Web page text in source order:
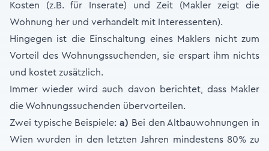
Kosten (z.B. für Inserate) und Zeit (Makler zeigt die
Wohnung her und verhandelt mit Interessenten).
Hingegen ist die Einschaltung eines Maklers nicht zum
Vorteil des Wohnungssuchenden, sie erspart ihm nichts
und kostet zusätzlich.
Immer wieder wird auch davon berichtet, dass Makler
die Wohnungssuchenden übervorteilen.
Zwei typische Beispiele: a) Bei den Altbauwohnungen in
Wien wurden in den letzten Jahren mindestens 80% zu